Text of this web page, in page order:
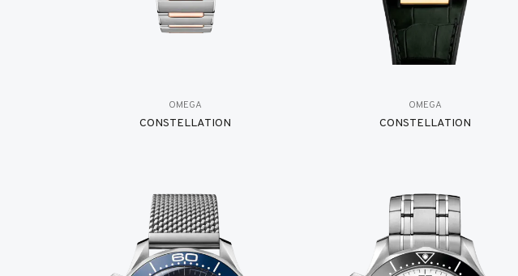
OMEGA
CONSTELLATION
OMEGA
CONSTELLATION